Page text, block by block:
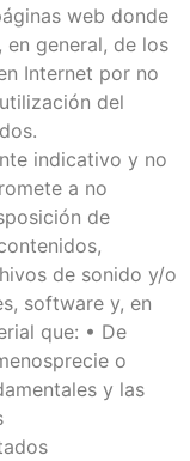
web donde
general, de los
Internet por no
del
indicativo y no
a no
de
de sonido y/o
software y, en
que: • De
o
y las